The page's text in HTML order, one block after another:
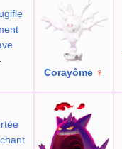
Corayôme ♀